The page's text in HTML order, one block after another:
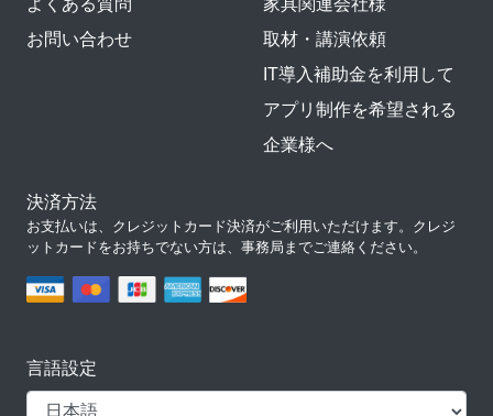
よくある質問
お問い合わせ
家具関連会社様
取材・講演依頼
IT導入補助金を利用して
アプリ制作を希望される
企業様へ
決済方法
お支払いは、クレジットカード決済がご利用いただけます。クレジ
ットカードをお持ちでない方は、事務局までご連絡ください。
言語設定